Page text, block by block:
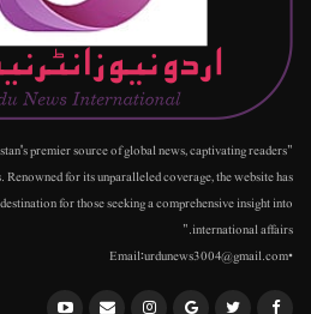
premier source of global news, captivating readers
for its unparalleled coverage, the website has
for those seeking a comprehensive insight into
international affairs."
•Email:urdunews3004@gmail.com